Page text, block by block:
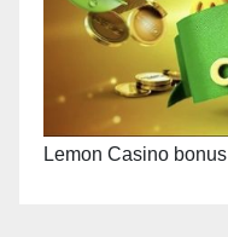
Lemon Casino bonus